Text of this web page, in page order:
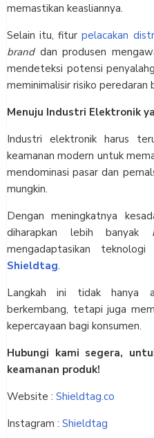
memastikan keasliannya.
Selain itu, fiturpelacakan
branddan produsen
mendeteksi potensi
meminimalisir risiko peredaran
Menuju Industri Elektronik
Industri elektronik harus
keamanan modern untuk
mendominasi pasar dan
mungkin.
Dengan meningkatnya
diharapkan lebih banyak
mengadaptasikan
Shieldtag.
Langkah ini tidak hanya
berkembang, tetapi juga
kepercayaan bagi konsumen.
Hubungi kami segera,
keamanan produk!
Website : Shieldtag.co
Instagram : Shieldtag